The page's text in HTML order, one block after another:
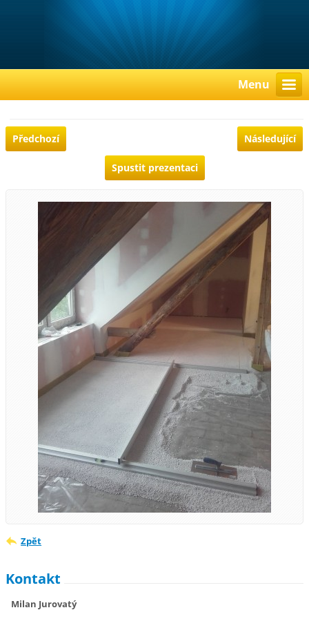
Menu
Předchozí Následující
Spustit prezentaci
Zpět
Kontakt
Milan Jurovatý